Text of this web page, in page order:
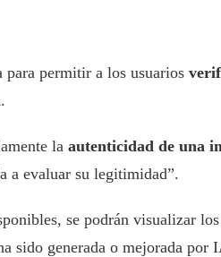
para permitir a los usuarios
.
la autenticidad de una
a evaluar su legitimidad”.
se podrán visualizar
sido generada o mejorada por